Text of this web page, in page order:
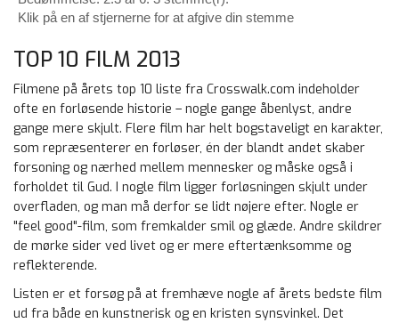
Klik på en af stjernerne for at afgive din stemme
TOP 10 FILM 2013
Filmene på årets top 10 liste fra Crosswalk.com indeholder
ofte en forløsende historie – nogle gange åbenlyst, andre
gange mere skjult. Flere film har helt bogstaveligt en karakter,
som repræsenterer en forløser, én der blandt andet skaber
forsoning og nærhed mellem mennesker og måske også i
forholdet til Gud. I nogle film ligger forløsningen skjult under
overfladen, og man må derfor se lidt nøjere efter. Nogle er
"feel good"-film, som fremkalder smil og glæde. Andre skildrer
de mørke sider ved livet og er mere eftertænksomme og
reflekterende.
Listen er et forsøg på at fremhæve nogle af årets bedste film
ud fra både en kunstnerisk og en kristen synsvinkel. Det